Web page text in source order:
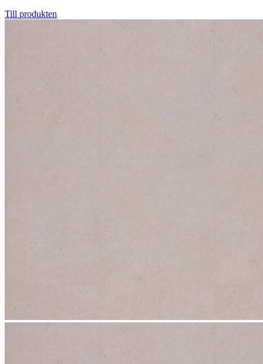
Till produkten